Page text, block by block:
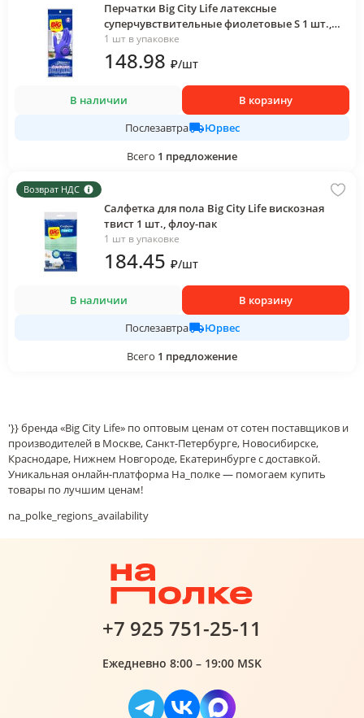
Перчатки Big City Life латексные
суперчувствительные фиолетовые S 1 шт.,
пакет
1 шт в упаковке
148.98 ₽/шт
В наличии
В корзину
Послезавтра
Юрвес
Всего 1 предложение
Возврат НДС
Салфетка для пола Big City Life вискозная
твист 1 шт., флоу-пак
1 шт в упаковке
184.45 ₽/шт
В наличии
В корзину
Послезавтра
Юрвес
Всего 1 предложение
'}} бренда «Big City Life» по оптовым ценам от сотен поставщиков и
производителей в Москве, Санкт-Петербурге, Новосибирске,
Краснодаре, Нижнем Новгороде, Екатеринбурге с доставкой.
Уникальная онлайн-платформа На_полке — помогаем купить
товары по лучшим ценам!
na_polke_regions_availability
+7 925 751-25-11
Ежедневно 8:00 – 19:00 MSK